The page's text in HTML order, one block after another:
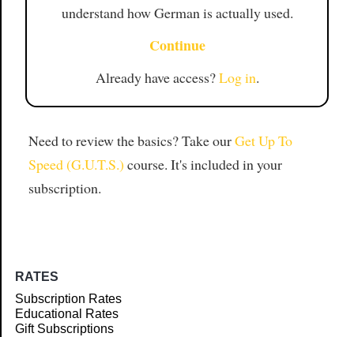
understand how German is actually used.
Continue
Already have access?Log in.
Need to review the basics? Take ourGet Up To
Speed (G.U.T.S.) course. It's included in your
subscription.
RATES
Subscription Rates
Educational Rates
Gift Subscriptions